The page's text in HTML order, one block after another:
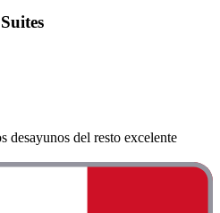
desayunos del resto excelente